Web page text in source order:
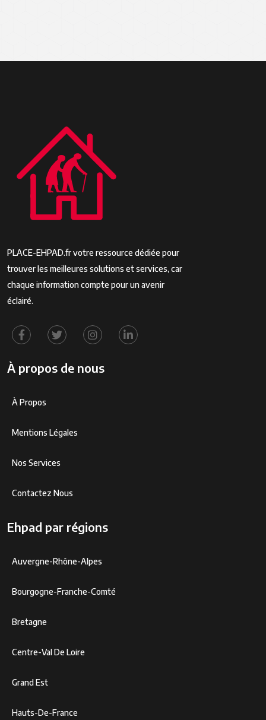
PLACE-EHPAD.fr votre ressource dédiée pour
trouver les meilleures solutions et services, car
chaque information compte pour un avenir
éclairé.
À propos de nous
À Propos
Mentions Légales
Nos Services
Contactez Nous
Ehpad par régions
Auvergne-Rhône-Alpes
Bourgogne-Franche-Comté
Bretagne
Centre-Val De Loire
Grand Est
Hauts-De-France